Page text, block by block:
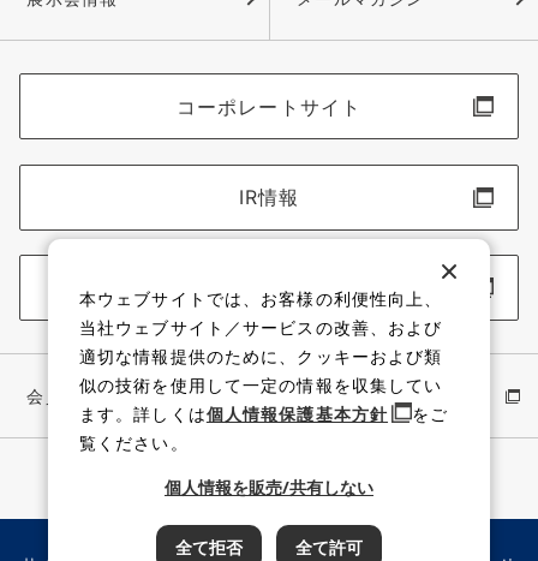
コーポレートサイト
IR情報
採用情報
会員サイト イワキ公式 YouTube
本ウェブサイトでは、お客様の利便性向上、
当社ウェブサイト／サービスの改善、および
適切な情報提供のために、クッキーおよび類
似の技術を使用して一定の情報を収集してい
ます。詳しくは個人情報保護基本方針
をご
覧ください。
個人情報を販売/共有しない
全て拒否 全て許可